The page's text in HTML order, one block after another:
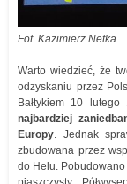
Fot. Kazimierz Netka.
Warto wiedzieć, że
odzyskaniu przez
Bałtykiem 10
najbardziej
Europy. Jednak
zbudowana przez
do Helu.